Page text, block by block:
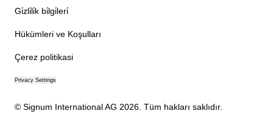
Gi̇zli̇li̇k bi̇lgi̇leri̇
Hükümleri ve Koşulları
Çerez politikasi
Privacy Settings
© Signum International AG 2026. Tüm hakları saklıdır.